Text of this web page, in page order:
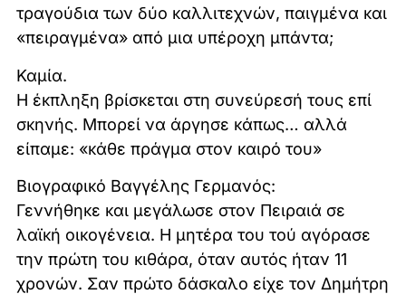
τραγούδια των δύο καλλιτεχνών, παιγμένα και
«πειραγμένα» από μια υπέροχη μπάντα;
Καμία.
Η έκπληξη βρίσκεται στη συνεύρεσή τους επί
σκηνής. Μπορεί να άργησε κάπως… αλλά
είπαμε: «κάθε πράγμα στον καιρό του»
Βιογραφικό Βαγγέλης Γερμανός:
Γεννήθηκε και μεγάλωσε στον Πειραιά σε
λαϊκή οικογένεια. Η μητέρα του τού αγόρασε
την πρώτη του κιθάρα, όταν αυτός ήταν 11
χρονών. Σαν πρώτο δάσκαλο είχε τον Δημήτρη